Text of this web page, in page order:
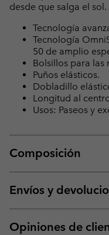
desde que salga el sol.
Tecnología
Tecnología
50 de amplio
Bolsillos para las
Puños elásticos.
Dobladillo
Longitud al
Usos: Paseos y
Composición
Envíos y
Opiniones de